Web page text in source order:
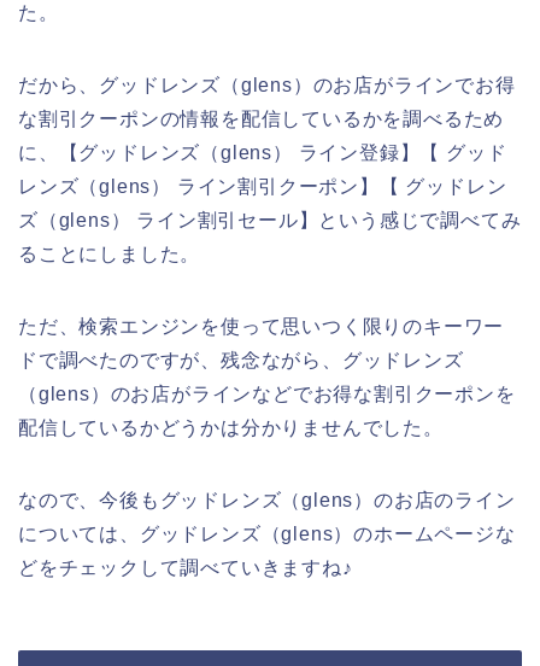
た。
だから、グッドレンズ（glens）のお店がラインでお得
な割引クーポンの情報を配信しているかを調べるため
に、【グッドレンズ（glens） ライン登録】【 グッド
レンズ（glens） ライン割引クーポン】【 グッドレン
ズ（glens） ライン割引セール】という感じで調べてみ
ることにしました。
ただ、検索エンジンを使って思いつく限りのキーワー
ドで調べたのですが、残念ながら、グッドレンズ
（glens）のお店がラインなどでお得な割引クーポンを
配信しているかどうかは分かりませんでした。
なので、今後もグッドレンズ（glens）のお店のライン
については、グッドレンズ（glens）のホームページな
どをチェックして調べていきますね♪